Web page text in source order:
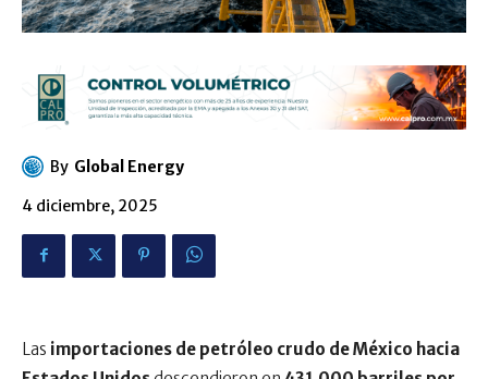
By Global Energy
4 diciembre, 2025
Las importaciones de petróleo crudo de México hacia